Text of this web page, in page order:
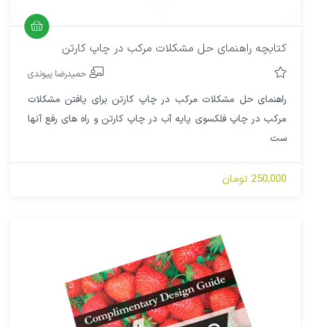
کتابچه راهنمای حل مشکلات مرکب در چاپ کارتن
حمیدرضا پیوندی
راهنمای حل مشکلات مرکب در چاپ کارتن برای یافتن مشکلات
مرکب در چاپ فلکسوی پایه آب در چاپ کارتن و راه های رفع آنها
ست
250,000 تومان